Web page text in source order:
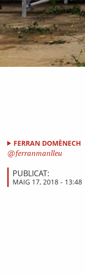
FERRAN DOMÈNECH
ferranmanlleu
PUBLICAT:
MAIG 17, 2018 - 13:48